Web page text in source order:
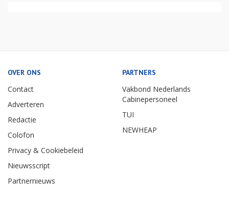
OVER ONS
Contact
Adverteren
Redactie
Colofon
Privacy & Cookiebeleid
Nieuwsscript
Partnernieuws
PARTNERS
Vakbond Nederlands
Cabinepersoneel
TUI
NEWHEAP